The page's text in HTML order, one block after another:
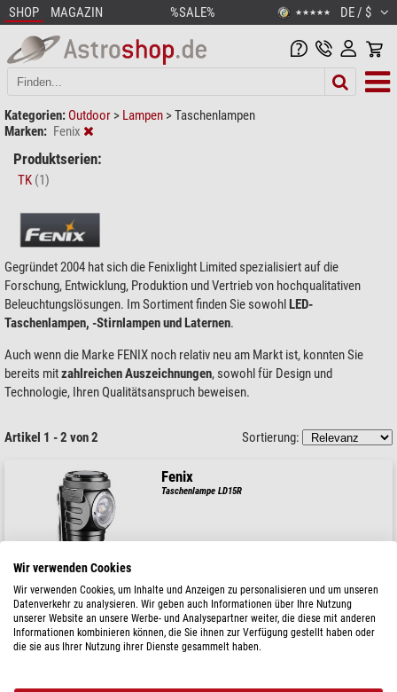
SHOP MAGAZIN %SALE% ★★★★★ DE / $
Kategorien: Outdoor > Lampen >Taschenlampen
Marken: Fenix
Produktserien:
TK (1)
Gegründet 2004 hat sich die Fenixlight Limited spezialisiert auf die
Forschung, Entwicklung, Produktion und Vertrieb von hochqualitativen
Beleuchtungslösungen. Im Sortiment finden Sie sowohlLED-
Taschenlampen, -Stirnlampen und Laternen.
Auch wenn die Marke FENIX noch relativ neu am Markt ist, konnten Sie
bereits mitzahlreichen Auszeichnungen, sowohl für Design und
Technologie, Ihren Qualitätsanspruch beweisen.
Artikel 1 - 2 von 2 Sortierung:
Fenix
Taschenlampe LD15R
$ 69,-
versandfertig in1-2 Wochen
Fenix
Wir verwenden Cookies
Wir verwenden Cookies, um Inhalte und Anzeigen zu personalisieren und um unseren
Datenverkehr zu analysieren. Wir geben auch Informationen über Ihre Nutzung
unserer Website an unsere Werbe- und Analysepartner weiter, die diese mit anderen
Informationen kombinieren können, die Sie ihnen zur Verfügung gestellt haben oder
die sie aus Ihrer Nutzung ihrer Dienste gesammelt haben.